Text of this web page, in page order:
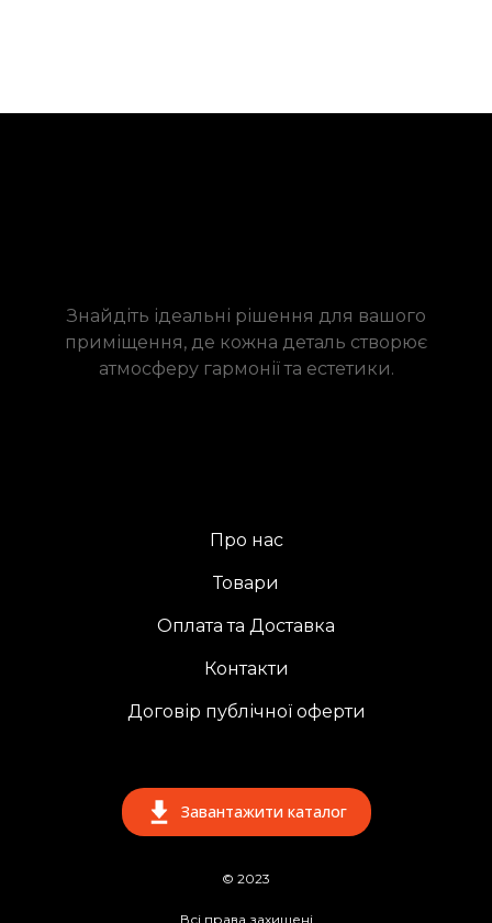
Знайдіть ідеальні рішення для вашого
приміщення, де кожна деталь створює
атмосферу гармонії та естетики.
Про нас
Товари
Оплата та Доставка
Контакти
Договір публічної оферти
Завантажити каталог
© 2023
Всі права захищені